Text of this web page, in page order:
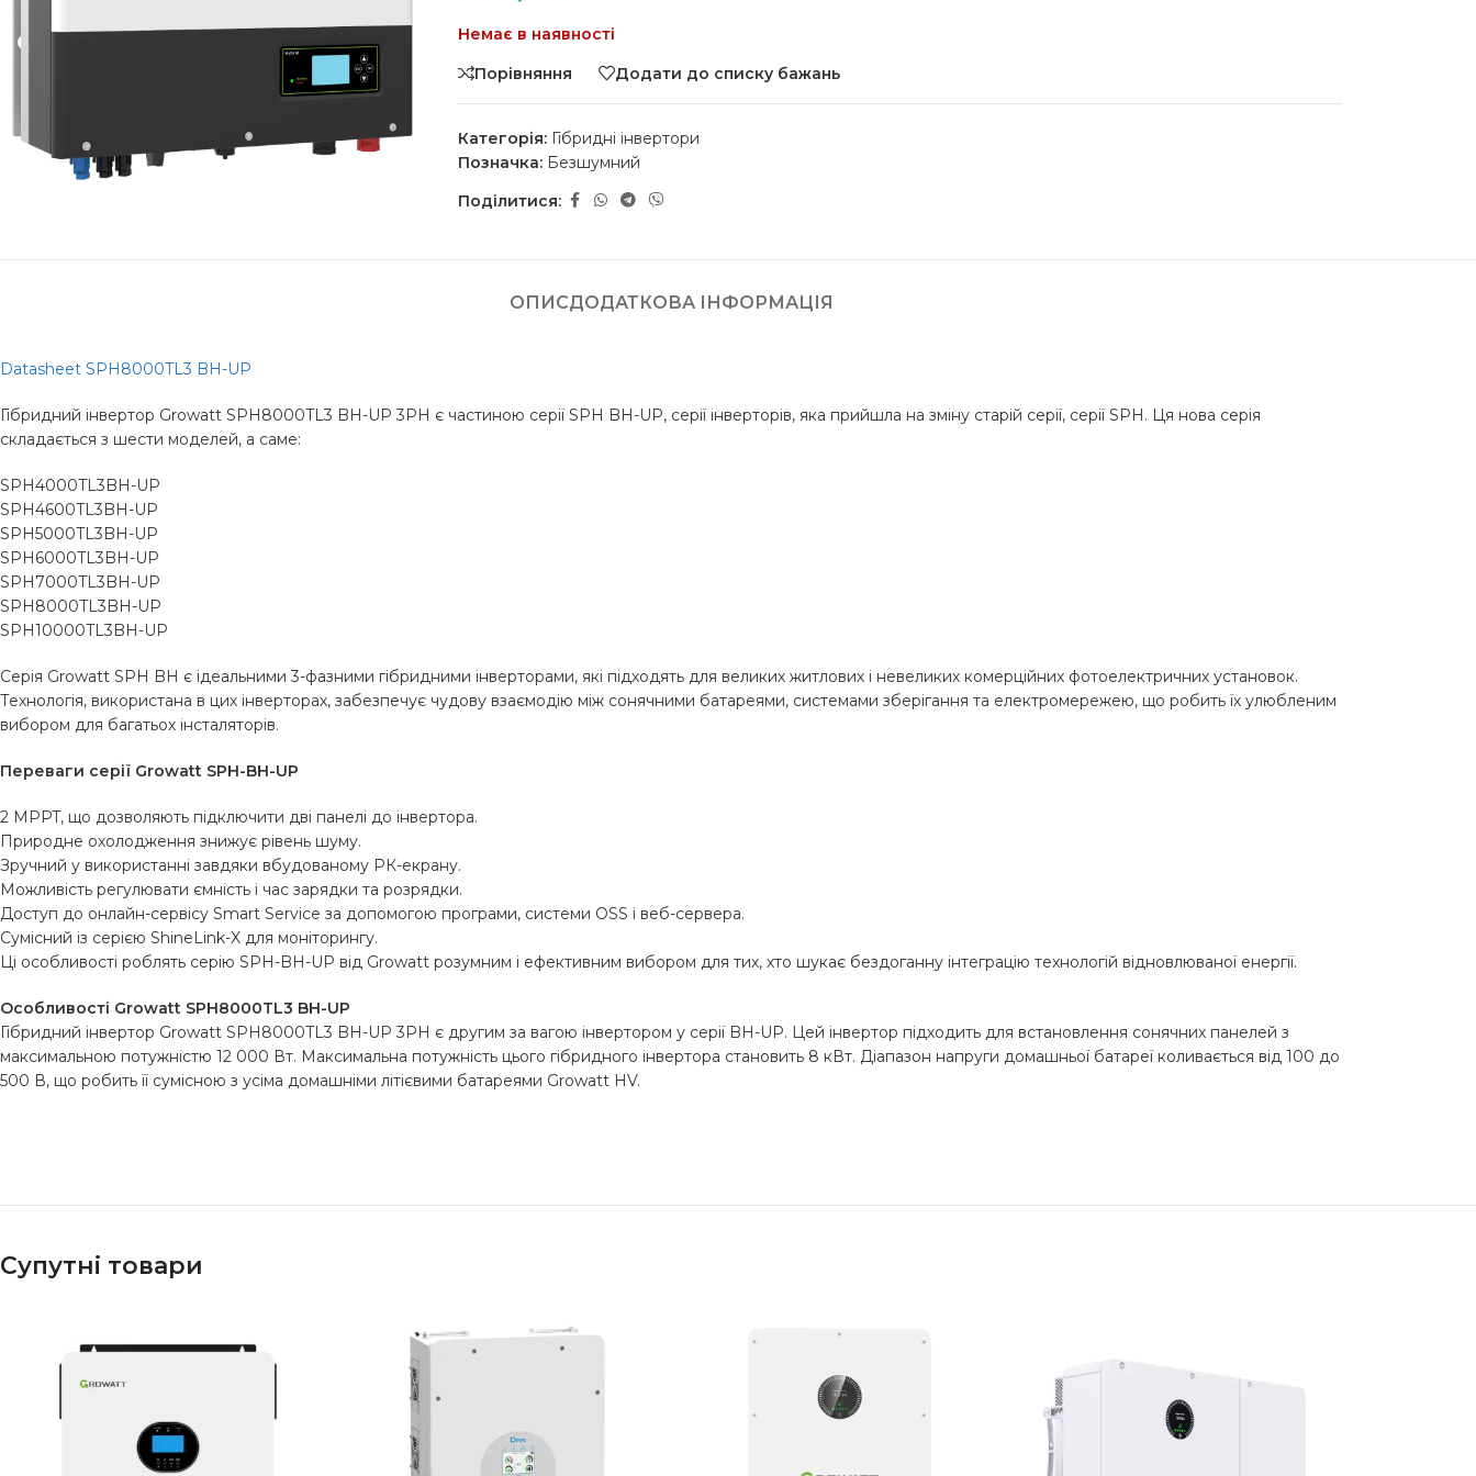
Немає в наявності
Порівняння
Додати до списку бажань
Категорія: Гібридні інвертори
Позначка: Безшумний
Поділитися:
ОПИСДОДАТКОВА ІНФОРМАЦІЯ
Datasheet SPH8000TL3 BH-UP
Гібридний інвертор Growatt SPH8000TL3 BH-UP 3PH є частиною серії SPH BH-UP, серії інверторів, яка прийшла на зміну старій серії, серії SPH. Ця нова серія
складається з шести моделей, а саме:
SPH4000TL3BH-UP
SPH4600TL3BH-UP
SPH5000TL3BH-UP
SPH6000TL3BH-UP
SPH7000TL3BH-UP
SPH8000TL3BH-UP
SPH10000TL3BH-UP
Серія Growatt SPH BH є ідеальними 3-фазними гібридними інверторами, які підходять для великих житлових і невеликих комерційних фотоелектричних установок.
Технологія, використана в цих інверторах, забезпечує чудову взаємодію між сонячними батареями, системами зберігання та електромережею, що робить їх улюбленим
вибором для багатьох інсталяторів.
Переваги серії Growatt SPH-BH-UP
2 MPPT, що дозволяють підключити дві панелі до інвертора.
Природне охолодження знижує рівень шуму.
Зручний у використанні завдяки вбудованому РК-екрану.
Можливість регулювати ємність і час зарядки та розрядки.
Доступ до онлайн-сервісу Smart Service за допомогою програми, системи OSS і веб-сервера.
Сумісний із серією ShineLink-X для моніторингу.
Ці особливості роблять серію SPH-BH-UP від ​​Growatt розумним і ефективним вибором для тих, хто шукає бездоганну інтеграцію технологій відновлюваної енергії.
Особливості Growatt SPH8000TL3 BH-UP
Гібридний інвертор Growatt SPH8000TL3 BH-UP 3PH є другим за вагою інвертором у серії BH-UP. Цей інвертор підходить для встановлення сонячних панелей з
максимальною потужністю 12 000 Вт. Максимальна потужність цього гібридного інвертора становить 8 кВт. Діапазон напруги домашньої батареї коливається від 100 до
500 В, що робить її сумісною з усіма домашніми літієвими батареями Growatt HV.
Супутні товари